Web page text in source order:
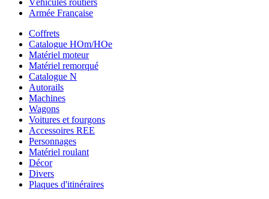
Véhicules routiers
Armée Française
Coffrets
Catalogue HOm/HOe
Matériel moteur
Matériel remorqué
Catalogue N
Autorails
Machines
Wagons
Voitures et fourgons
Accessoires REE
Personnages
Matériel roulant
Décor
Divers
Plaques d'itinéraires